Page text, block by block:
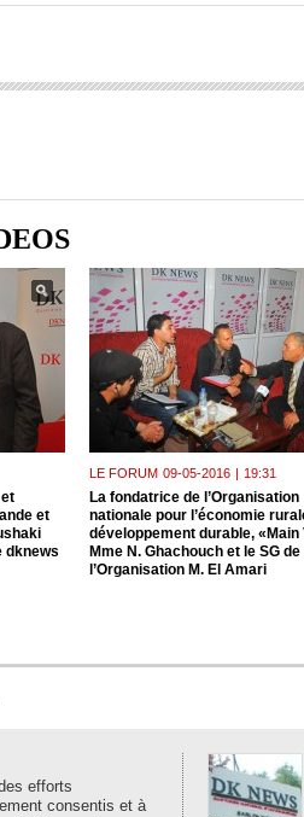
et
dknews
LE FORUM 09-05-2016 | 19:31
La fondatrice de l’Organisation
nationale pour l’économie
développement durable, «Main
Mme N. Ghachouch et le SG de
l’Organisation M. El Amari
efforts
consentis et à